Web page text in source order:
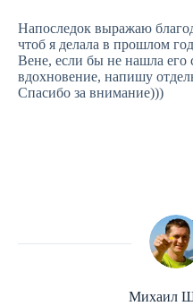
Напоследок выражаю
чтоб я делала в прошлом
Вене, если бы не нашла его
вдохновение, напишу
Спасибо за внимание)))
Михаил